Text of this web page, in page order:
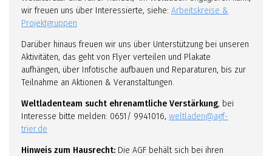
wir freuen uns über Interessierte, siehe: Arbeitskreise &
Projektgruppen
Darüber hinaus freuen wir uns über Unterstützung bei unseren
Aktivitäten, das geht von Flyer verteilen und Plakate
aufhängen, über Infotische aufbauen und Reparaturen, bis zur
Teilnahme an Aktionen & Veranstaltungen.
Weltladenteam sucht ehrenamtliche Verstärkung, bei
Interesse bitte melden: 0651/ 9941016, weltladen@agf-
trier.de
Hinweis zum Hausrecht: Die AGF behält sich bei ihren